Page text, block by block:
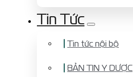
Tin Tức
Tin tức nội bộ
BẢN TIN Y DƯỢC